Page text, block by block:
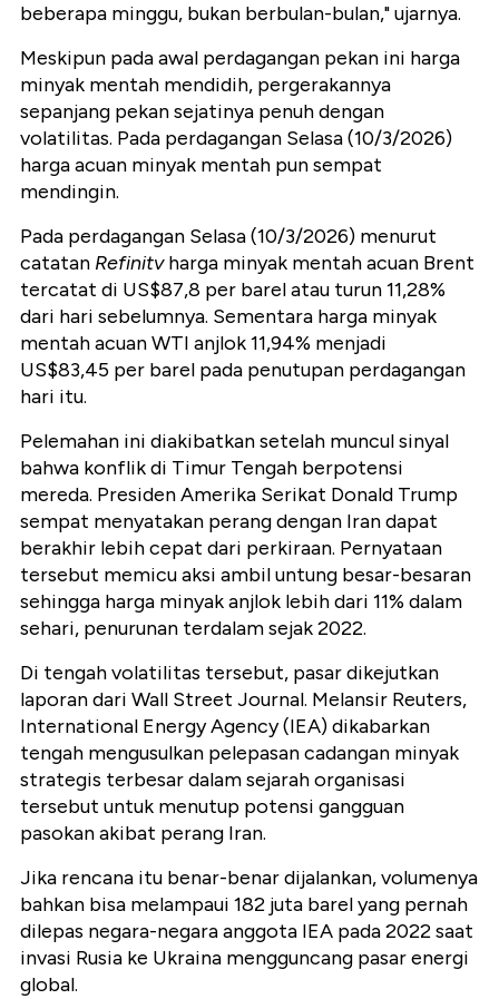
beberapa minggu, bukan berbulan-bulan," ujarnya.
Meskipun pada awal perdagangan pekan ini harga
minyak mentah mendidih, pergerakannya
sepanjang pekan sejatinya penuh dengan
volatilitas. Pada perdagangan Selasa (10/3/2026)
harga acuan minyak mentah pun sempat
mendingin.
Pada perdagangan Selasa (10/3/2026) menurut
catatan Refinitvharga minyak mentah acuan Brent
tercatat di US$87,8 per barel atau turun 11,28%
dari hari sebelumnya. Sementara harga minyak
mentah acuan WTI anjlok 11,94% menjadi
US$83,45 per barel pada penutupan perdagangan
hari itu.
Pelemahan ini diakibatkansetelah muncul sinyal
bahwa konflik di Timur Tengah berpotensi
mereda. Presiden Amerika Serikat Donald Trump
sempat menyatakan perang dengan Iran dapat
berakhir lebih cepat dari perkiraan. Pernyataan
tersebut memicu aksi ambil untung besar-besaran
sehingga harga minyak anjlok lebih dari 11% dalam
sehari, penurunan terdalam sejak 2022.
Di tengah volatilitas tersebut, pasar dikejutkan
laporan dari Wall Street Journal. Melansir Reuters,
International Energy Agency (IEA) dikabarkan
tengah mengusulkan pelepasan cadangan minyak
strategis terbesar dalam sejarah organisasi
tersebut untuk menutup potensi gangguan
pasokan akibat perang Iran.
Jika rencana itu benar-benar dijalankan, volumenya
bahkan bisa melampaui 182 juta barel yang pernah
dilepas negara-negara anggota IEA pada 2022 saat
invasi Rusia ke Ukraina mengguncang pasar energi
global.